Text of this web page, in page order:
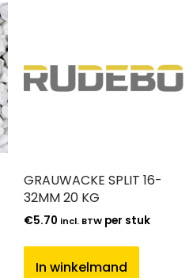
GRAUWACKE SPLIT 16-
32MM 20 KG
€5.70 incl. BTW per stuk
In winkelmand